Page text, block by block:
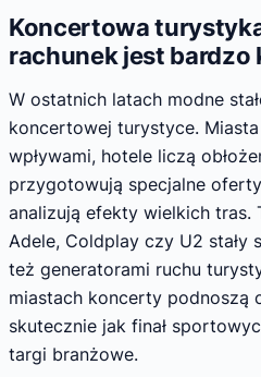
Koncertowa
rachunek jest bardzo
W ostatnich latach modne
koncertowej turystyce.
wpływami, hotele liczą
przygotowują specjalne
analizują efekty wielkich tras.
Adele, Coldplay czy U2 stały
też generatorami ruchu
miastach koncerty podnoszą
skutecznie jak finał
targi branżowe.